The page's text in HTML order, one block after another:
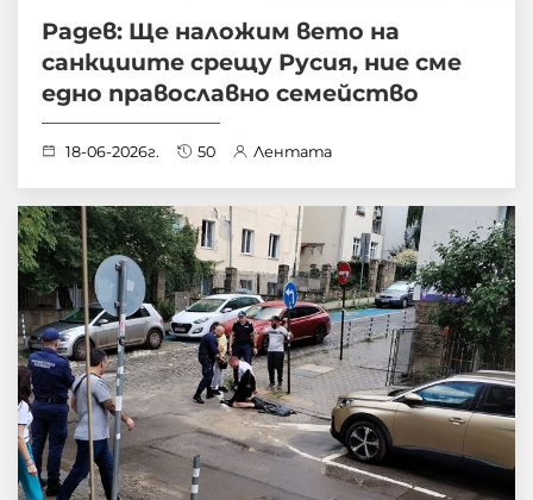
Радев: Ще наложим вето на
санкциите срещу Русия, ние сме
едно православно семейство
18-06-2026г. 50 Лентата